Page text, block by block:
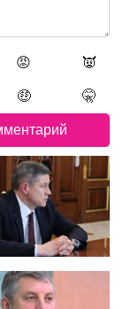
😡 👿
🤑 🤫